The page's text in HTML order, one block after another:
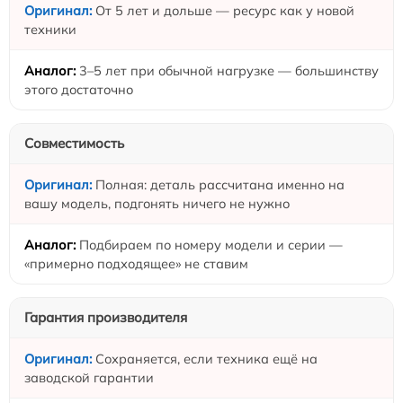
От 5 лет и дольше — ресурс как у новой
техники
3–5 лет при обычной нагрузке — большинству
этого достаточно
Совместимость
Полная: деталь рассчитана именно на
вашу модель, подгонять ничего не нужно
Подбираем по номеру модели и серии —
«примерно подходящее» не ставим
Гарантия производителя
Сохраняется, если техника ещё на
заводской гарантии